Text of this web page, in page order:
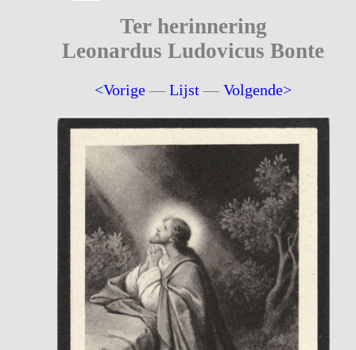
Ter herinnering
Leonardus Ludovicus Bonte
<Vorige —Lijst —Volgende>